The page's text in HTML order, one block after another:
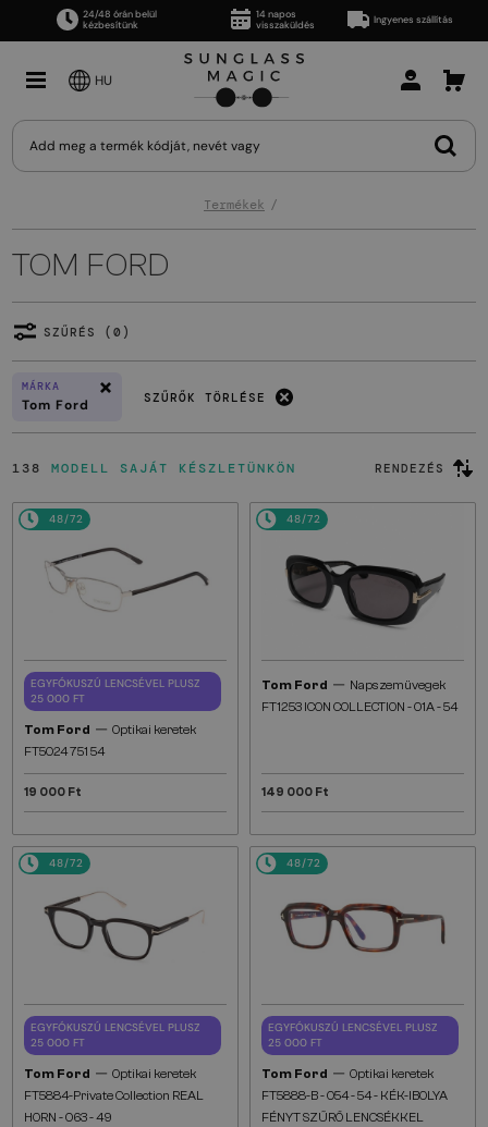
24/48 órán belül
kézbesítünk
14 napos
visszaküldés
Ingyenes szállítás
HU
Termékek
TOM FORD
SZŰRÉS (0)
MÁRKA
Tom Ford SZŰRŐK TÖRLÉSE
138 MODELL SAJÁT KÉSZLETÜNKÖN RENDEZÉS
48/72
EGYFÓKUSZÚ LENCSÉVEL PLUSZ
25 000 FT
Tom Ford — Optikai keretek
FT5024 751 54
19 000 Ft
48/72
Tom Ford — Napszemüvegek
FT1253 ICON COLLECTION - 01A - 54
149 000 Ft
48/72
EGYFÓKUSZÚ LENCSÉVEL PLUSZ
25 000 FT
Tom Ford — Optikai keretek
FT5884-Private Collection REAL
HORN - 063 - 49
48/72
EGYFÓKUSZÚ LENCSÉVEL PLUSZ
25 000 FT
Tom Ford — Optikai keretek
FT5888-B - 054 - 54 - KÉK-IBOLYA
FÉNYT SZŰRŐ LENCSÉKKEL